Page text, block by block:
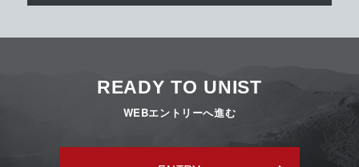
READY TO UNIST
WEBエントリーへ進む